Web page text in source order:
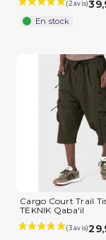
En stock
Cargo Court Trail
TEKNIK Qaba'il